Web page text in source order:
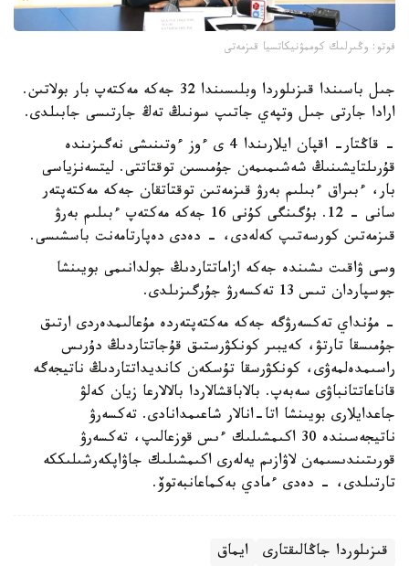
فوتو: وڭىرلىك كوممۋنيكاتسيا قىزمەتى
جىل باسىندا قىزىلوردا وبلىسىندا 32 جەكە مەكتەپ بار بولاتىن.
ارادا جارتى جىل وتپەي جاتىپ سونىڭ تەڭ جارتىسى جابىلدى.
- قاڭتار- اقپان ايلارىندا 4 ى ءوز ءوتىنىشى نەگىزىندە
قۇرىلتايشىنىڭ شەشىمىمەن جۇمىسىن توقتاتتى. ليتسەنزياسى
بار، ءبىراق ءبىلىم بەرۋ قىزمەتىن توقتاتقان جەكە مەكتەپتەر
سانى - 12. بۇگىنگى كۇنى 16 جەكە مەكتەپ ءبىلىم بەرۋ
قىزمەتىن كورسەتىپ كەلەدى، - دەدى دەپارتامەنت باسشىسى.
وسى ۋاقىت ىشىندە جەكە ازاماتتاردىڭ جولدانىمى بويىنشا
جوسپاردان تىس 13 تەكسەرۋ جۇرگىزىلدى.
- مۇنداي تەكسەرۋگە جەكە مەكتەپتەردە مۇعالىمدەردى ارتىق
جۇمىسقا تارتۋ، كەيبىر كونكۋرستىق قۇجاتتاردىڭ دۇرىس
راسىمدەلمەۋى، كونكۋرسقا تۇسكەن كانديداتتاردىڭ ناتيجەگە
قاناعاتتانباۋى سەبەپ. بالاباقشالاردا بالالارعا زيان كەلۋ
جاعدايلارى بويىنشا اتا-انالار شاعىمدانادى. تەكسەرۋ
ناتيجەسىندە 30 اكىمشىلىك ءىس قوزعالىپ، تەكسەرۋ
قورىتىندىسىمەن لاۋازىم يەلەرى اكىمشىلىك جاۋاپكەرشىلىككە
تارتىلدى، - دەدى ءمادي بەكماعانبەتوۆ.
قىزىلوردا جاڭالىقتارى ايماق